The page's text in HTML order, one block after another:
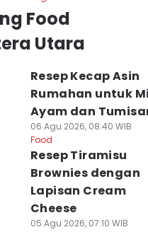
Food
Utara
Resep Kecap Asin
Rumahan untuk Mi
Ayam dan
06 Agu 2026, 08:40 WIB
Food
Resep Tiramisu
Brownies dengan
Lapisan Cream
Cheese
05 Agu 2026, 07:10 WIB